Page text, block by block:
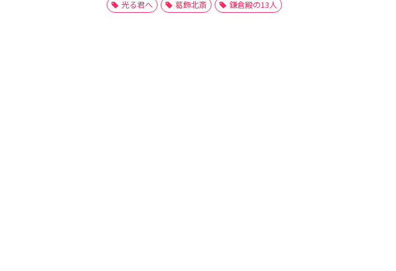
光る君へ 葛飾北斎 鎌倉殿の13人